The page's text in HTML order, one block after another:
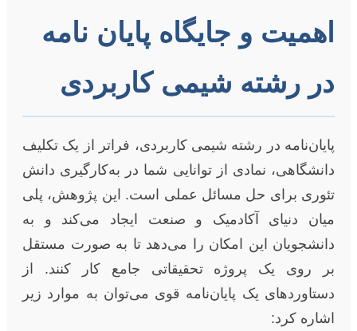
اهمیت و جایگاه پایان نامه
در رشته شیمی کاربردی
پایان‌نامه در رشته شیمی کاربردی، فراتر از یک تکلیف
دانشگاهی، نمادی از توانایی شما در به‌کارگیری دانش
تئوری برای حل مسائل عملی است. این پژوهش، پلی
میان دنیای آکادمیک و صنعت ایجاد می‌کند و به
دانشجویان این امکان را می‌دهد تا به صورت مستقل
بر روی یک پروژه تحقیقاتی جامع کار کنند. از
دستاوردهای یک پایان‌نامه قوی می‌توان به موارد زیر
اشاره کرد: